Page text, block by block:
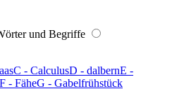
und Begriffe
C - CalculusD - dalbernE -
F - FäheG - Gabelfrühstück